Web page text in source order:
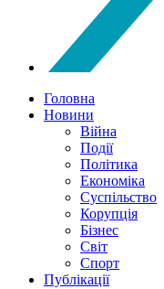
Головна
Новини
Війна
Події
Політика
Економіка
Суспільство
Корупція
Бізнес
Світ
Спорт
Публікації